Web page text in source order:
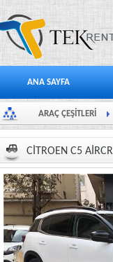
ANA SAYFA
ARAÇ ÇEŞİTLERİ
CİTROEN C5